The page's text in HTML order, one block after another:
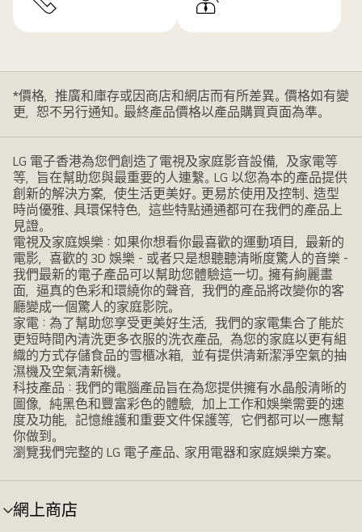
*價格，推廣和庫存或因商店和網店而有所差異。價格如有變
更，恕不另行通知。最終產品價格以產品購買頁面為準。
LG 電子香港為您們創造了電視及家庭影音設備，及家電等
等，旨在幫助您與最重要的人連繫。LG 以您為本的產品提供
創新的解決方案，使生活更美好。更易於使用及控制、造型
時尚優雅、具環保特色，這些特點通通都可在我們的產品上
見證。
電視及家庭娛樂：如果你想看你最喜歡的運動項目，最新的
電影，喜歡的 3D 娛樂 - 或者只是想聽聽清晰度驚人的音樂 -
我們最新的電子產品可以幫助您體驗這一切。擁有絢麗畫
面，逼真的色彩和環繞你的聲音，我們的產品將改變你的客
廳變成一個驚人的家庭影院。
家電：為了幫助您享受更美好生活，我們的家電集合了能於
更短時間內清洗更多衣服的洗衣產品，為您的家庭以更有組
織的方式存儲食品的雪櫃冰箱，並有提供清新潔淨空氣的抽
濕機及空氣清新機。
科技產品：我們的電腦產品旨在為您提供擁有水晶般清晰的
圖像，純黑色和豐富彩色的體驗，加上工作和娛樂需要的速
度及功能，記憶維護和重要文件保護等，它們都可以一應幫
你做到。
瀏覽我們完整的 LG 電子產品、家用電器和家庭娛樂方案。
網上商店
選